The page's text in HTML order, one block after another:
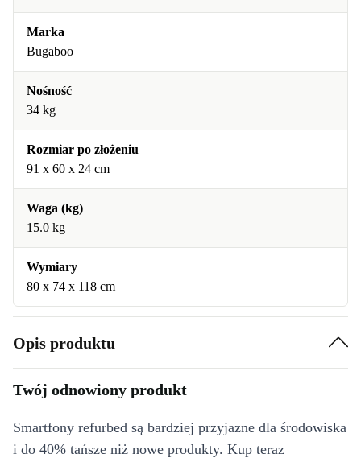
Marka
Bugaboo
Nośność
34 kg
Rozmiar po złożeniu
91 x 60 x 24 cm
Waga (kg)
15.0 kg
Wymiary
80 x 74 x 118 cm
Opis produktu
Twój odnowiony produkt
Smartfony refurbed są bardziej przyjazne dla środowiska
i do 40% tańsze niż nowe produkty. Kup teraz